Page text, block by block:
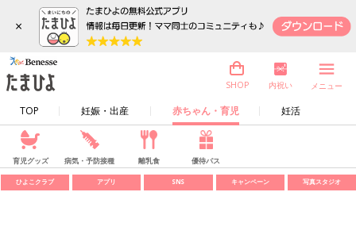
×
TOP 妊娠・出産 赤ちゃん・育児 妊活
SHOP 内祝い メニュー
育児グッズ 病気・予防接種 離乳食 優待パス
ひよこクラブ アプリ SNS キャンペーン 写真スタジオ